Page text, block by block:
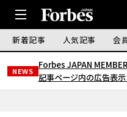
新着記事 人気記事 会
NEWS
Forbes JAPAN
記事ページ内の広告表